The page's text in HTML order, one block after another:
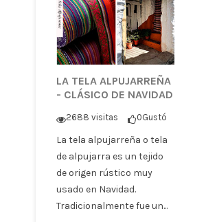
LA TELA ALPUJARREÑA
- CLÁSICO DE NAVIDAD
2688 visitas 0Gustó
La tela alpujarreña o tela
de alpujarra es un tejido
de origen rústico muy
usado en Navidad.
Tradicionalmente fue un...